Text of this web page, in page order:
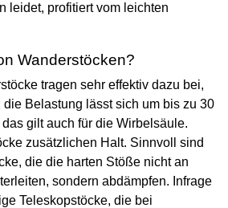
leidet, profitiert vom leichten
Wanderstöcken?
tragen sehr effektiv dazu bei,
Belastung lässt sich um bis zu 30
gilt auch für die Wirbelsäule.
zusätzlichen Halt. Sinnvoll sind
die die harten Stöße nicht an
sondern abdämpfen. Infrage
Teleskopstöcke, die bei